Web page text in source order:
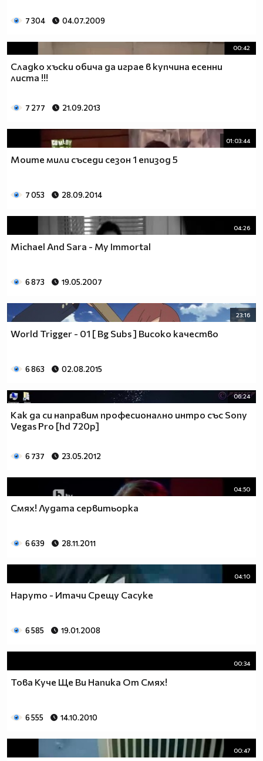
7 304 04.07.2009
00:42
Сладко хъски обича да играе в купчина есенни
листа !!!
7 277 21.09.2013
01:03:44
Моите мили съседи сезон 1 епизод 5
7 053 28.09.2014
04:26
Michael And Sara - My Immortal
6 873 19.05.2007
23:16
World Trigger - 01 [ Bg Subs ] Високо качество
6 863 02.08.2015
06:24
Как да си направим професионално интро със Sony
Vegas Pro [hd 720p]
6 737 23.05.2012
04:50
Смях! Лудата сервитьорка
6 639 28.11.2011
04:10
Наруто - Итачи Срещу Сасуке
6 585 19.01.2008
00:34
Това Куче Ще Ви Напика От Смях!
6 555 14.10.2010
00:47